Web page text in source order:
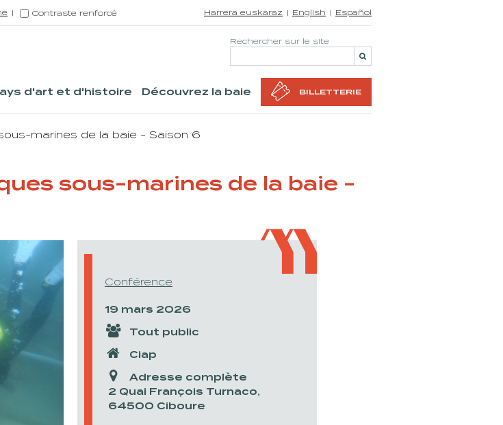
Contraste renforcé Harrera euskaraz English Español
Rechercher sur le site
d'art et d'histoire Découvrez la baie BILLETTERIE
marines de la baie - Saison 6
sous-marines de la baie -
Conférence
19 mars 2026
Tout public
Ciap
Adresse complète
2 Quai François Turnaco,
64500 Ciboure